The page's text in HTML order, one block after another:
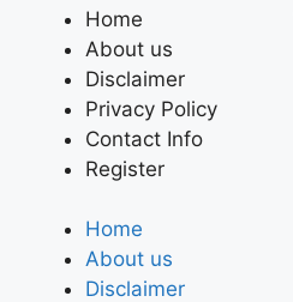
Home
About us
Disclaimer
Privacy Policy
Contact Info
Register
Home
About us
Disclaimer